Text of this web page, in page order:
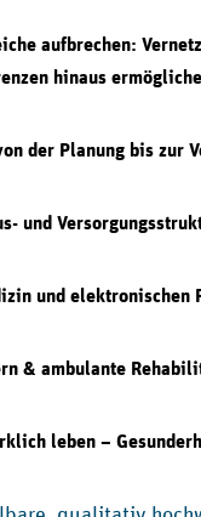
aufbrechen:
hinaus
der Planung bis zur
und
und elektronischen
& ambulante
leben –